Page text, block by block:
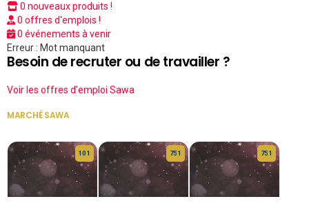
0 nouveaux produits !
0 offres d'emplois !
0 événements à venir
Erreur : Mot manquant
Besoin de recruter ou de travailler ?
Voir les offres d'emploi Sawa
MARCHÉ SAWA
10 1 75 1 75 1